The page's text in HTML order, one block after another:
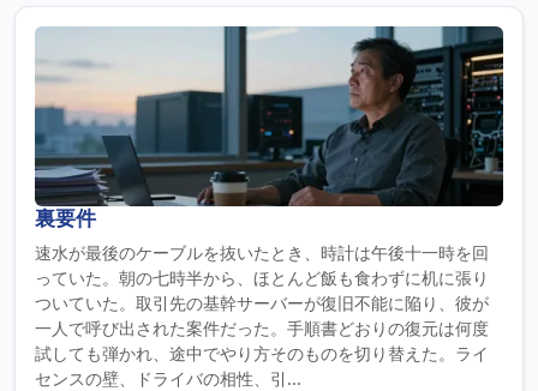
裏要件
速水が最後のケーブルを抜いたとき、時計は午後十一時を回
っていた。朝の七時半から、ほとんど飯も食わずに机に張り
ついていた。取引先の基幹サーバーが復旧不能に陥り、彼が
一人で呼び出された案件だった。手順書どおりの復元は何度
試しても弾かれ、途中でやり方そのものを切り替えた。ライ
センスの壁、ドライバの相性、引...